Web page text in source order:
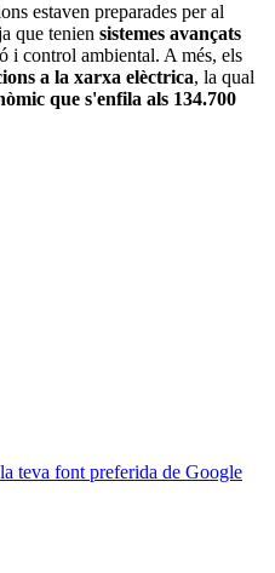
estaven preparades per al
que tenien sistemes avançats
i control ambiental. A més, els
a la xarxa elèctrica, la qual
que s'enfila als 134.700
teva font preferida de Google